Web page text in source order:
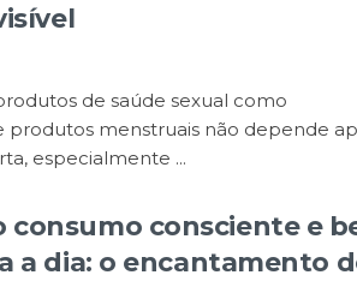
de saúde sexual como
produtos menstruais não depende
especialmente ...
consumo consciente e
a dia: o encantamento